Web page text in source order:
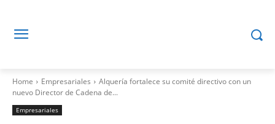
Home Empresariales
Alquería fortalece su comité directivo con un
nuevo Director de Cadena de...
Empresariales